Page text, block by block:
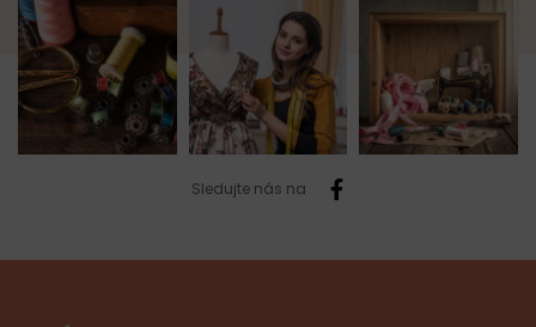
Sledujte nás na